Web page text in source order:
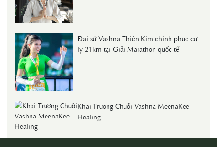
Đại sứ Vashna Thiên Kim chinh phục cự
ly 21km tại Giải Marathon quốc tế
Khai Trương Chuỗi Vashna MeenaKee
Healing